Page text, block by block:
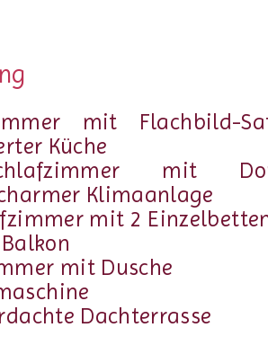
mit Flachbild-
Küche
mit
Klimaanlage
mit 2
mit Dusche
Dachterrasse